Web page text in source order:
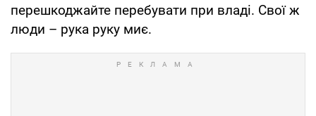
перешкоджайте перебувати при владі. Свої ж
люди – рука руку миє.